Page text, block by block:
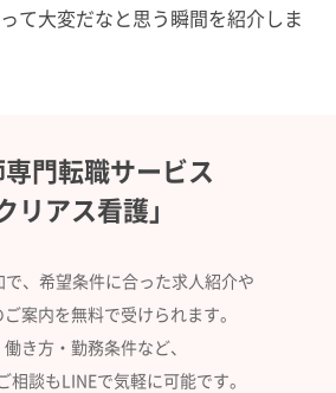
て大変だなと思う瞬間を紹介しま
門転職サービス
リアス看護」
で、希望条件に合った求人紹介や
案内を無料で受けられます。
き方・勤務条件など、
相談もLINEで気軽に可能です。